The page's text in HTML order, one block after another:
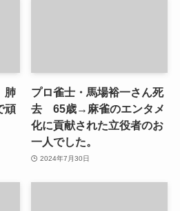
肺
頑
プロ雀士・馬場裕一さん死
去 65歳→麻雀のエンタメ
化に貢献された立役者のお
一人でした。
2024年7月30日